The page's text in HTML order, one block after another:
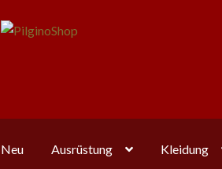
Zur
Zum
Neu Ausrüstung Kleidung